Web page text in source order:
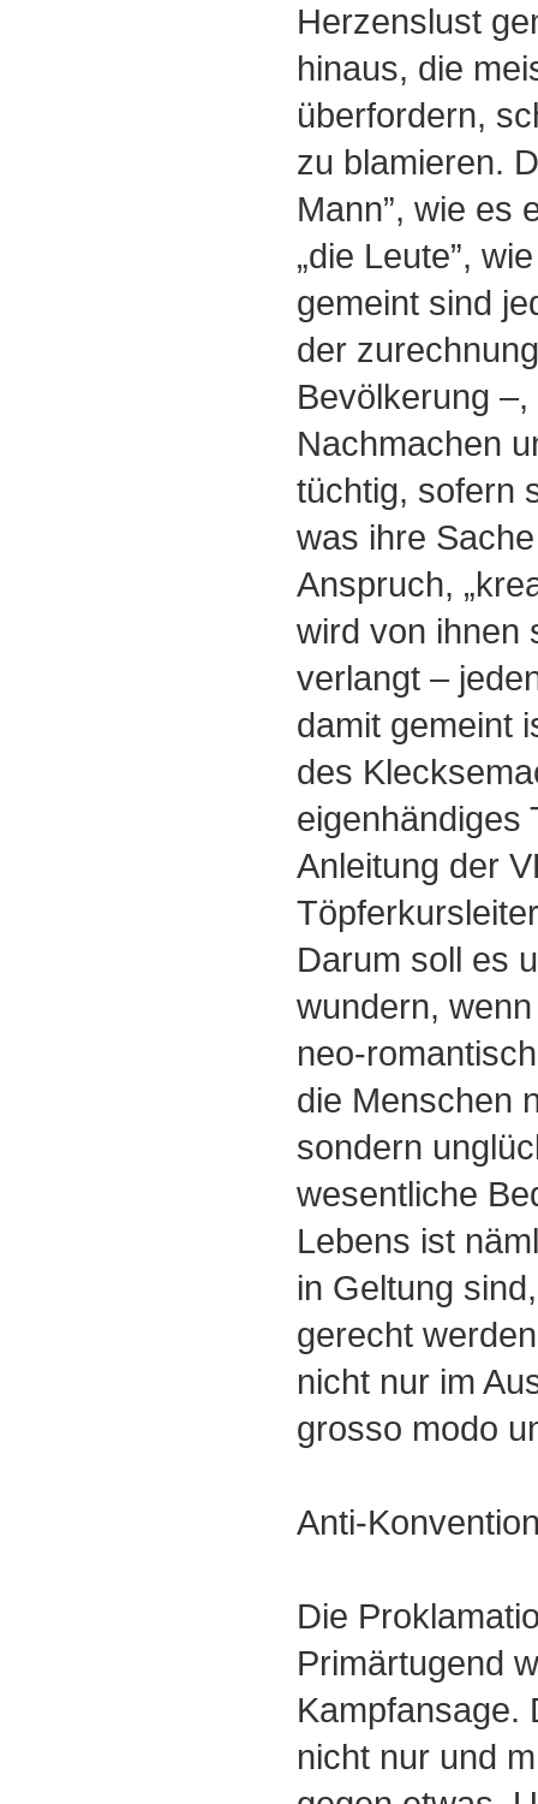
Herzenslust
hinaus, die
überfordern,
zu blamieren.
Mann”, wie es
„die Leute”,
gemeint sind
der
Bevölkerung
Nachmachen
tüchtig, sofern
was ihre
Anspruch,
wird von ihnen
verlangt –
damit gemeint
des
eigenhändiges
Anleitung der
Darum soll es
wundern,
neo-
die Menschen
sondern
wesentliche
Lebens ist
in Geltung
gerecht
nicht nur im
grosso modo
Anti-
Die
Primärtugend
Kampfansage.
nicht nur und